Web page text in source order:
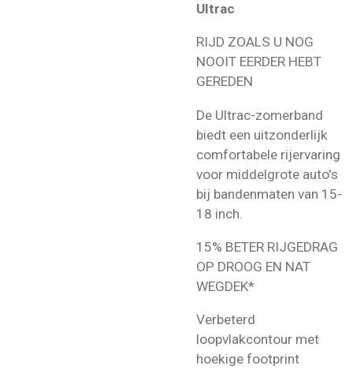
Ultrac
RIJD ZOALS U NOG
NOOIT EERDER HEBT
GEREDEN
De Ultrac-zomerband
biedt een uitzonderlijk
comfortabele rijervaring
voor middelgrote auto's
bij bandenmaten van 15-
18 inch.
15% BETER RIJGEDRAG
OP DROOG EN NAT
WEGDEK*
Verbeterd
loopvlakcontour met
hoekige footprint